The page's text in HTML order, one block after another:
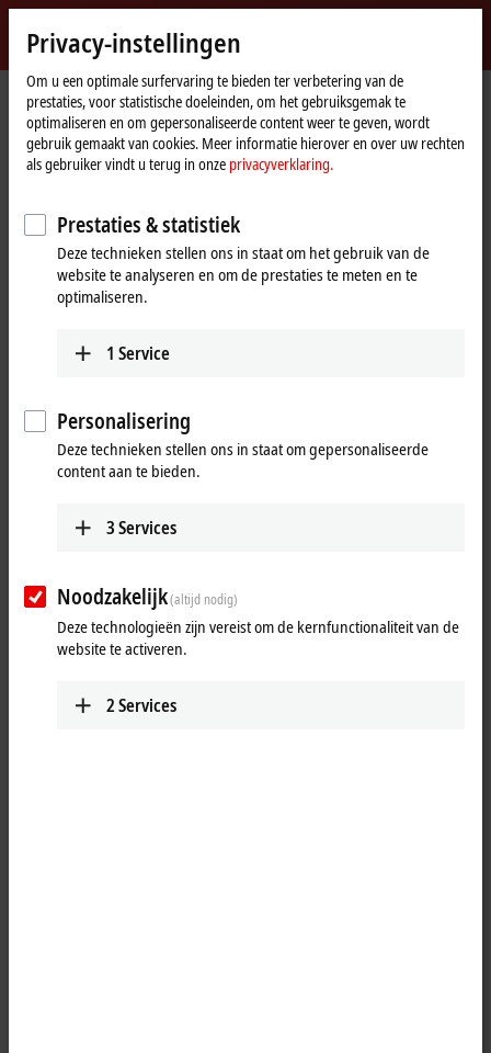
Beckhoff
-
New
Automation
Technology
Home
page
Bedrijf Nieuws EN | Power measurement for wind turbines
Wanneer u op 'Acceptere' klikt, tonen wij de video en passen we
de privacy-instellingen aan, hierbij wordt externe inhoud van
Vimeo geladen. Raadpleeg hier onzeprivacyverklaring.
Dec 15, 2020
EN | Power measurement for wind
power measurement for wind turbines.
Privacy-instellingen
Om u een optimale surfervaring te bieden ter verbetering van de
prestaties, voor statistische doeleinden, om het gebruiksgemak te
optimaliseren en om gepersonaliseerde content weer te geven, wordt
gebruik gemaakt van cookies. Meer informatie hierover en over uw rechten
als gebruiker vindt u terug in onze privacyverklaring.
Prestaties & statistiek
Deze technieken stellen ons in staat om het gebruik van de
website te analyseren en om de prestaties te meten en te
optimaliseren.
1 Service
Personalisering
Deze technieken stellen ons in staat om gepersonaliseerde
content aan te bieden.
3Services
Noodzakelijk(altijd nodig)
Deze technologieën zijn vereist om de kernfunctionaliteit van de
website te activeren.
2Services